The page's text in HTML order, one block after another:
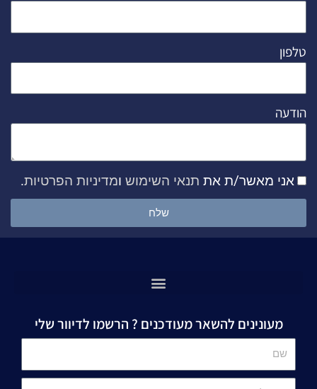
טלפון
הודעה
אני מאשר/ת את תנאי השימוש ומדיניות הפרטיות.
שלח
מעונינים להשאר מעודכנים ? הרשמו לדיוור שלי
שם